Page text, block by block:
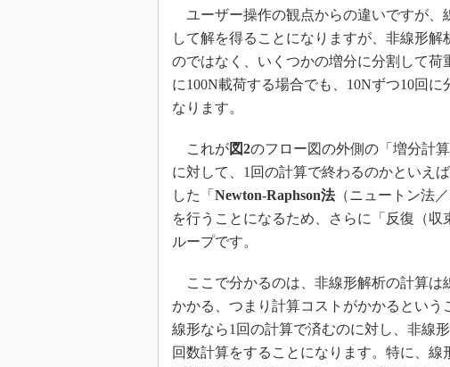
ユーザー操作の観点からの違いですが、
して解を得ることになりますが、非線形
のではなく、いくつかの増分に分割して
に100N載荷する場合でも、10Nずつ10回
なります。
これが図2のフロー図の外側の「増分計
に対して、1回の計算で終わるのかといえ
した「 Newton-Raphson法（ニュートン法
を行うことになるため、さらに「反復（収
ループです。
ここで分かるのは、非線形解析の計算は
かかる、つまり計算コストがかかるという
線形なら1回の計算で済むのに対し、非線
回数計算をすることになります。特に、